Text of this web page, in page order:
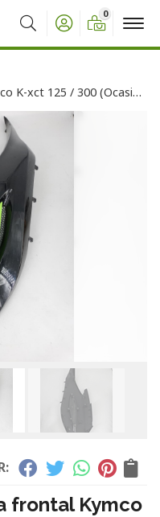
Buscar
0
Tapa lateral derecha frontal Kymco K-xct 125 / 300 (Ocasión)
frontal Kymco